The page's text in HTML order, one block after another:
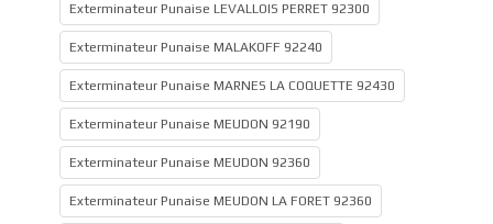
Exterminateur Punaise LEVALLOIS PERRET 92300
Exterminateur Punaise MALAKOFF 92240
Exterminateur Punaise MARNES LA COQUETTE 92430
Exterminateur Punaise MEUDON 92190
Exterminateur Punaise MEUDON 92360
Exterminateur Punaise MEUDON LA FORET 92360